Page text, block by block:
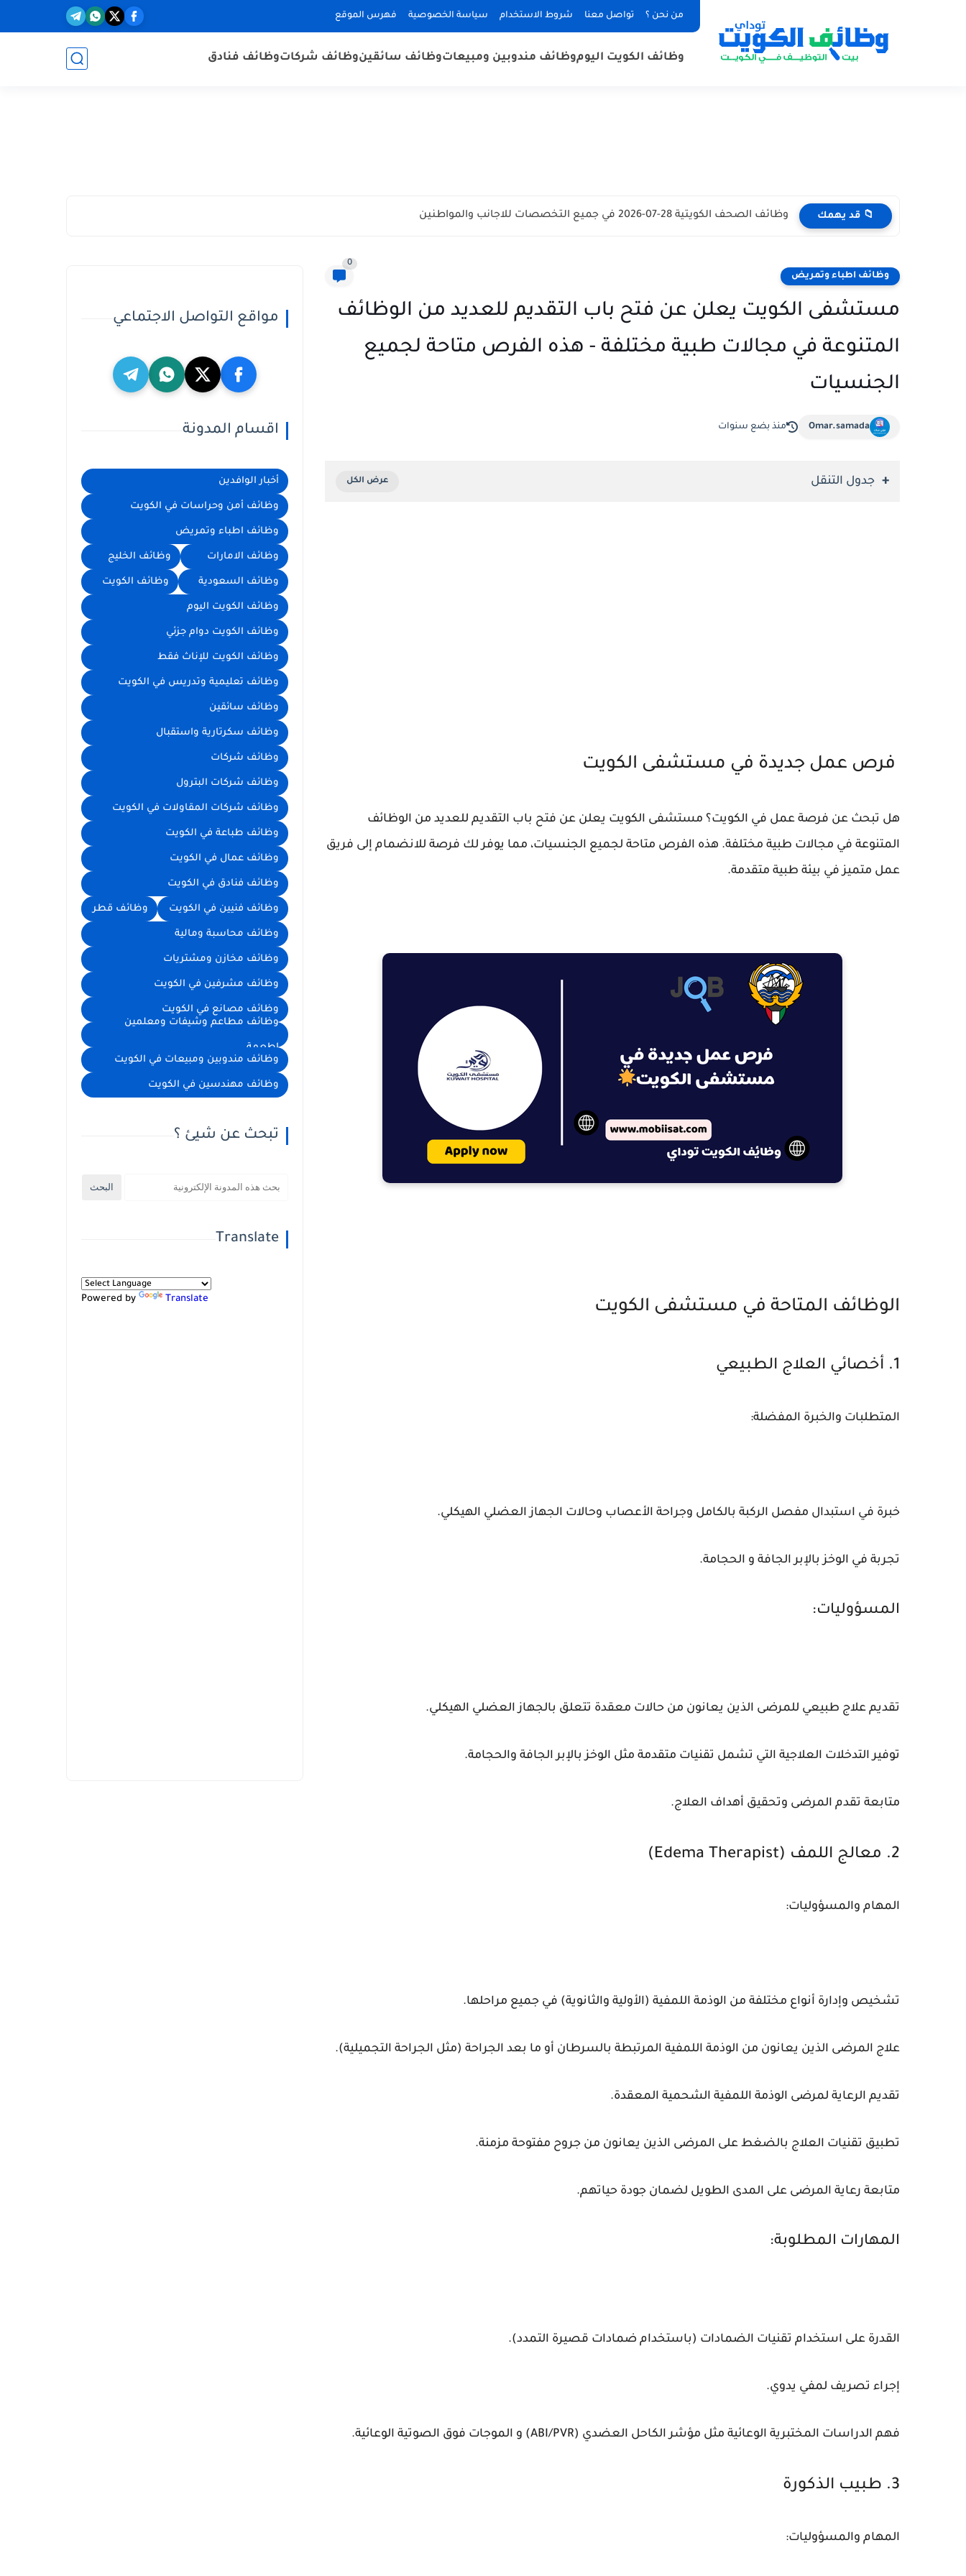
من نحن ؟ تواصل معنا شروط الاستخدام سياسة الخصوصية فهرس الموقع
وظائف الكويت اليوموظائف مندوبين ومبيعاتوظائف سائقينوظائف شركاتوظائف فنادق
📁 قد يهمك وظائف الصحف الكويتية 28-07-2026 في جميع التخصصات للاجانب والمواطنين
وظائف اطباء وتمريض
0
مستشفى الكويت يعلن عن فتح باب التقديم للعديد من الوظائف
المتنوعة في مجالات طبية مختلفة - هذه الفرص متاحة لجميع
الجنسيات
Omar.samada منذ بضع سنوات
جدول التنقل
فرص عمل جديدة في مستشفى الكويت
هل تبحث عن فرصة عمل في الكويت؟ مستشفى الكويت يعلن عن فتح باب التقديم للعديد من الوظائف
المتنوعة في مجالات طبية مختلفة. هذه الفرص متاحة لجميع الجنسيات، مما يوفر لك فرصة للانضمام إلى فريق
عمل متميز في بيئة طبية متقدمة.
الوظائف المتاحة في مستشفى الكويت
1. أخصائي العلاج الطبيعي
المتطلبات والخبرة المفضلة:
خبرة في استبدال مفصل الركبة بالكامل وجراحة الأعصاب وحالات الجهاز العضلي الهيكلي.
تجربة في الوخز بالإبر الجافة و الحجامة.
المسؤوليات:
تقديم علاج طبيعي للمرضى الذين يعانون من حالات معقدة تتعلق بالجهاز العضلي الهيكلي.
توفير التدخلات العلاجية التي تشمل تقنيات متقدمة مثل الوخز بالإبر الجافة والحجامة.
متابعة تقدم المرضى وتحقيق أهداف العلاج.
2. معالج اللمف (Edema Therapist)
المهام والمسؤوليات:
تشخيص وإدارة أنواع مختلفة من الوذمة اللمفية (الأولية والثانوية) في جميع مراحلها.
علاج المرضى الذين يعانون من الوذمة اللمفية المرتبطة بالسرطان أو ما بعد الجراحة (مثل الجراحة التجميلية).
تقديم الرعاية لمرضى الوذمة اللمفية الشحمية المعقدة.
تطبيق تقنيات العلاج بالضغط على المرضى الذين يعانون من جروح مفتوحة مزمنة.
متابعة رعاية المرضى على المدى الطويل لضمان جودة حياتهم.
المهارات المطلوبة:
القدرة على استخدام تقنيات الضمادات (باستخدام ضمادات قصيرة التمدد).
إجراء تصريف لمفي يدوي.
فهم الدراسات المختبرية الوعائية مثل مؤشر الكاحل العضدي (ABI/PVR) و الموجات فوق الصوتية الوعائية.
3. طبيب الذكورة
المهام والمسؤوليات:
مواقع التواصل الاجتماعي
اقسام المدونة
أخبار الوافدين
وظائف أمن وحراسات في الكويت
وظائف اطباء وتمريض
وظائف الامارات وظائف الخليج
وظائف السعودية وظائف الكويت
وظائف الكويت اليوم
وظائف الكويت دوام جزئي
وظائف الكويت للإناث فقط
وظائف تعليمية وتدريس في الكويت
وظائف سائقين
وظائف سكرتارية واستقبال
وظائف شركات
وظائف شركات البترول
وظائف شركات المقاولات في الكويت
وظائف طباعة في الكويت
وظائف عمال في الكويت
وظائف فنادق في الكويت
وظائف فنيين في الكويت وظائف قطر
وظائف محاسبة ومالية
وظائف مخازن ومشتريات
وظائف مشرفين في الكويت
وظائف مصانع في الكويت
وظائف مطاعم وشيفات ومعلمين
اطعمة
وظائف مندوبين ومبيعات في الكويت
وظائف مهندسين في الكويت
تبحث عن شيئ ؟
Translate
Powered by Translate